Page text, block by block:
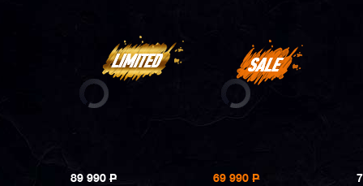
89 990P 69 990P